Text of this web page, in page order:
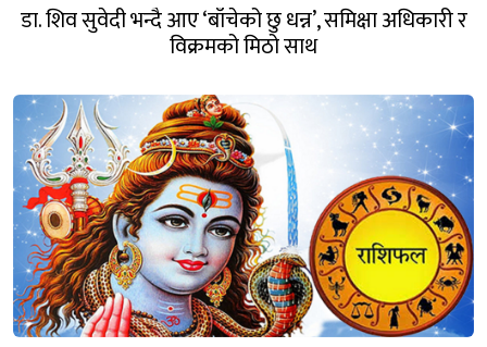
डा. शिव सुवेदी भन्दै आए ‘बाँचेको छु धन्न’, समिक्षा अधिकारी र
विक्रमको मिठो साथ